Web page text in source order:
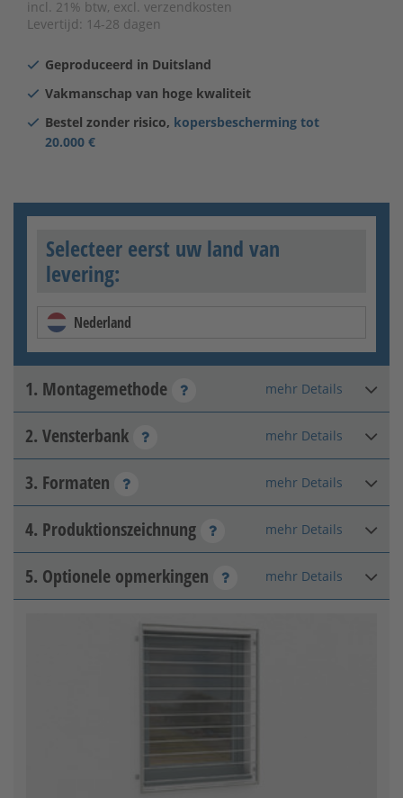
incl. 21% btw, excl. verzendkosten
Levertijd: 14-28 dagen
Geproduceerd in Duitsland
Vakmanschap van hoge kwaliteit
Bestel zonder risico, kopersbescherming tot
20.000 €
Selecteer eerst uw land van
levering:
Nederland
1. Montagemethode mehr Details
Op de buitenmuur
2. Vensterbank mehr Details
Geen vensterbank
beschikbaar
Vensterbank beschikbaar?
3. Formaten mehr Details
Hoogte van de negge:
mm
Toelaatbaar bereik: 400 - 2200
Toelaatbaar bereik: 400 - 2400
4. Produktionszeichnung mehr Details
Freigabezeichnung
5. Optionele opmerkingen mehr Details